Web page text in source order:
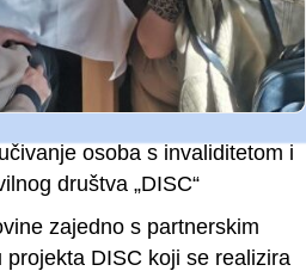
osoba s invaliditetom i
društva „DISC“
zajedno s partnerskim
DISC koji se realizira